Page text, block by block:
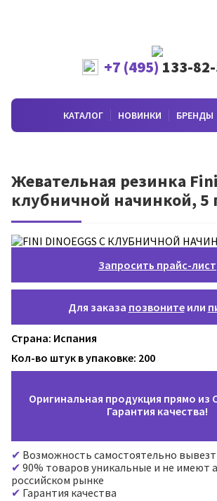
+7 (495) 133-
КАТАЛОГ НОВИНКИ БРЕНДЫ
Жевательная резинка
клубничной начинкой, 5
Запросить прайс-лист
Для заказа позвонитеили
Страна: Испания
Кол-во штук в упаковке: 200
Оригинальная продукция прямо из
Гарантия качества!
Возможность самостоятельно
90% товаров уникальные и не имеют
российском рынке
Гарантия качества